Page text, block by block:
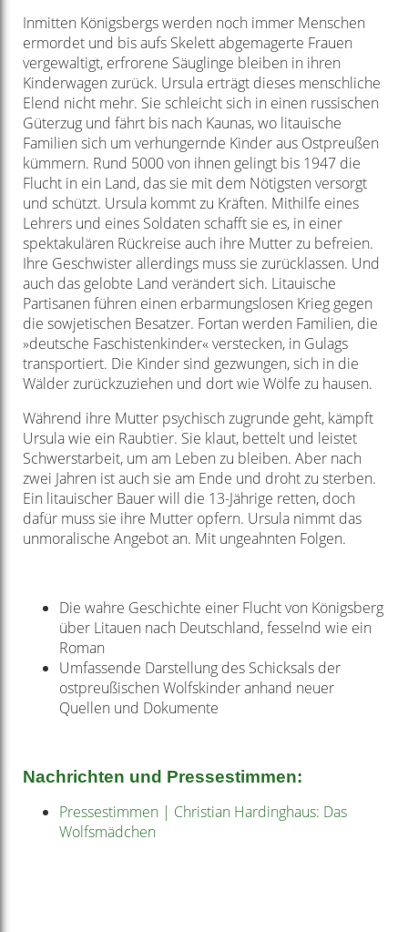
Inmitten Königsbergs werden noch immer Menschen
ermordet und bis aufs Skelett abgemagerte Frauen
vergewaltigt, erfrorene Säuglinge bleiben in ihren
Kinderwagen zurück. Ursula erträgt dieses menschliche
Elend nicht mehr. Sie schleicht sich in einen russischen
Güterzug und fährt bis nach Kaunas, wo litauische
Familien sich um verhungernde Kinder aus Ostpreußen
kümmern. Rund 5000 von ihnen gelingt bis 1947 die
Flucht in ein Land, das sie mit dem Nötigsten versorgt
und schützt. Ursula kommt zu Kräften. Mithilfe eines
Lehrers und eines Soldaten schafft sie es, in einer
spektakulären Rückreise auch ihre Mutter zu befreien.
Ihre Geschwister allerdings muss sie zurücklassen. Und
auch das gelobte Land verändert sich. Litauische
Partisanen führen einen erbarmungslosen Krieg gegen
die sowjetischen Besatzer. Fortan werden Familien, die
»deutsche Faschistenkinder« verstecken, in Gulags
transportiert. Die Kinder sind gezwungen, sich in die
Wälder zurückzuziehen und dort wie Wölfe zu hausen.
Während ihre Mutter psychisch zugrunde geht, kämpft
Ursula wie ein Raubtier. Sie klaut, bettelt und leistet
Schwerstarbeit, um am Leben zu bleiben. Aber nach
zwei Jahren ist auch sie am Ende und droht zu sterben.
Ein litauischer Bauer will die 13-Jährige retten, doch
dafür muss sie ihre Mutter opfern. Ursula nimmt das
unmoralische Angebot an. Mit ungeahnten Folgen.
Die wahre Geschichte einer Flucht von Königsberg
über Litauen nach Deutschland, fesselnd wie ein
Roman
Umfassende Darstellung des Schicksals der
ostpreußischen Wolfskinder anhand neuer
Quellen und Dokumente
Nachrichten und Pressestimmen:
Pressestimmen | Christian Hardinghaus: Das
Wolfsmädchen